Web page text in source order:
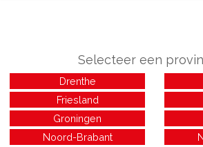
Selecteer een
Drenthe
Friesland
Groningen
Noord-Brabant